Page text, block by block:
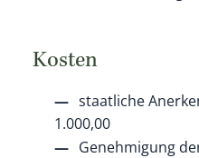
Kosten
staatliche
1.000,00
Genehmigung